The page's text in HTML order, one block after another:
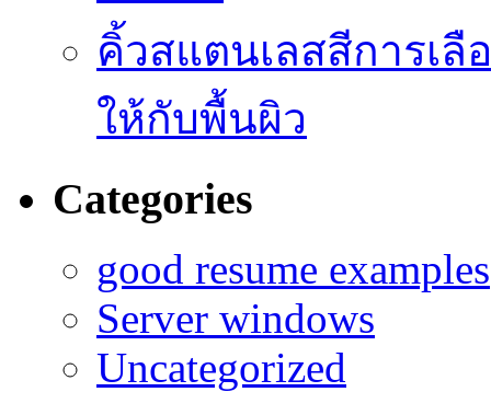
คิ้วสแตนเลสสีการเลื
ให้กับพื้นผิว
Categories
good resume examples
Server windows
Uncategorized